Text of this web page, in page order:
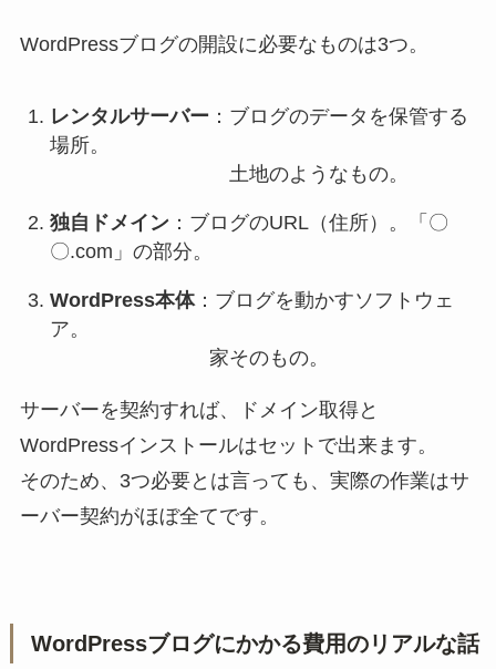
WordPressブログの開設に必要なものは3つ。
レンタルサーバー ：ブログのデータを保管する
場所。
土地のようなもの。
独自ドメイン：ブログのURL（住所）。「〇
〇.com」の部分。
WordPress本体：ブログを動かすソフトウェ
ア。
家そのもの。
サーバーを契約すれば、ドメイン取得と
WordPressインストールはセットで出来ます。
そのため、3つ必要とは言っても、実際の作業はサ
ーバー契約がほぼ全てです。
WordPressブログにかかる費用のリアルな話